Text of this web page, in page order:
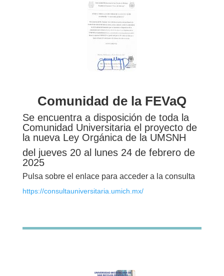
Comunidad de la FEVaQ
Se encuentra a disposición de toda la
Comunidad Universitaria el proyecto de
la nueva Ley Orgánica de la UMSNH
del jueves 20 al lunes 24 de febrero de
2025
Pulsa sobre el enlace para acceder a la consulta
https://consultauniversitaria.umich.mx/